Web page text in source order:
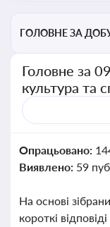
ГОЛОВНЕ ЗА
Головне за
культура та
Опрацьовано:
Виявлено: 59
На основі
короткі